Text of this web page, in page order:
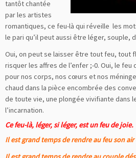
tantôt chantée
par les artistes
romantiques, ce feu-là qui réveille les
le pari qu’il peut aussi être léger, souple,
Oui, on peut se laisser être tout feu, tout
risquer les affres de l’enfer ;-0. Oui, le feu
pour nos corps, nos cœurs et nos
chaud dans la pièce encombrée des
de toute vie, une plongée vivifiante dans
l’incarnation.
Ce feu-là, léger, si léger, est un feu de joie.
Il est grand temps de rendre au feu son air